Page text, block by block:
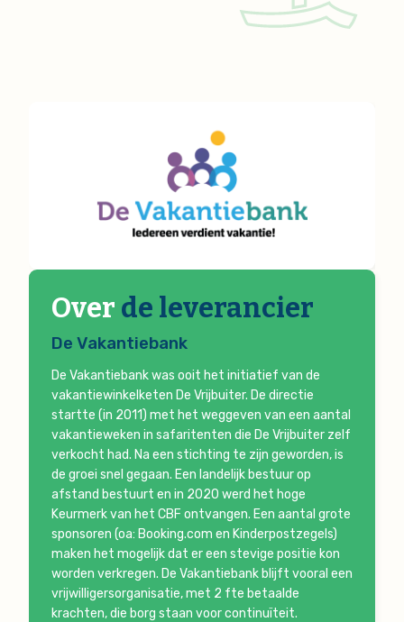
Over de leverancier
De Vakantiebank
De Vakantiebank was ooit het initiatief van de
vakantiewinkelketen De Vrijbuiter. De directie
startte (in 2011) met het weggeven van een aantal
vakantieweken in safaritenten die De Vrijbuiter zelf
verkocht had. Na een stichting te zijn geworden, is
de groei snel gegaan. Een landelijk bestuur op
afstand bestuurt en in 2020 werd het hoge
Keurmerk van het CBF ontvangen. Een aantal grote
sponsoren (oa: Booking.com en Kinderpostzegels)
maken het mogelijk dat er een stevige positie kon
worden verkregen. De Vakantiebank blijft vooral een
vrijwilligersorganisatie, met 2 fte betaalde
krachten, die borg staan voor continuïteit.